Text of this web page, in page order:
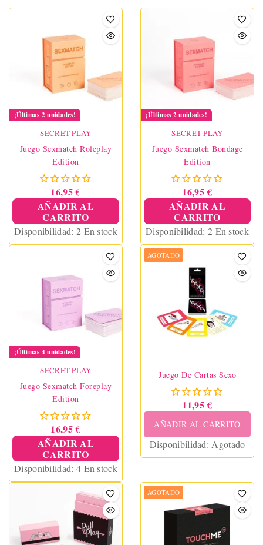
¡Últimas 2 unidades!
SECRET PLAY
Juego Sexmatch Roleplay
Edition
16,95 €
AÑADIR AL
CARRITO
Disponibilidad: 2 En stock
¡Últimas 2 unidades!
SECRET PLAY
Juego Sexmatch Bondage
Edition
16,95 €
AÑADIR AL
CARRITO
Disponibilidad: 2 En stock
¡Últimas 4 unidades!
SECRET PLAY
Juego Sexmatch Foreplay
Edition
16,95 €
AÑADIR AL
CARRITO
Disponibilidad: 4 En stock
AGOTADO
Juego De Cartas Sexo
11,95 €
AÑADIR AL CARRITO
Disponibilidad: Agotado
AGOTADO